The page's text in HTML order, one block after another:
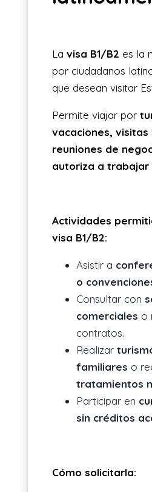
La visa B1/B2 es la
por ciudadanos
que desean visitar
Permite viajar por
vacaciones,
reuniones de
autoriza a trabajar
Actividades
visa B1/B2:
Asistir a
o
Consultar con
comerciales o
contratos.
Realizar
familiares o
tratamientos
Participar en
sin créditos
Cómo solicitarla: